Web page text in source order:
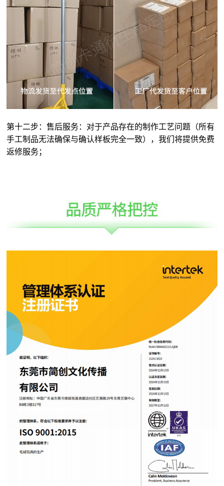
第十二步：售后服务：对于产品存在的制作工艺问题（所有
手工制品无法确保与确认样板完全一致），我们将提供免费
返修服务；